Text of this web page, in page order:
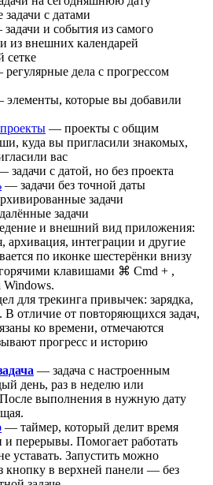
с датами
и события из самого
из внешних календарей
сетке
дела с прогрессом
которые вы добавили
— проекты с общим
куда вы пригласили знакомых,
вас
задачи с датой, но без проекта
— задачи без точной даты
задачи
задачи
и внешний вид приложения:
архивация, интеграции и другие
по иконке шестерёнки внизу
клавишами ⌘ Cmd + ,
Windows.
для трекинга привычек: зарядка,
В отличие от повторяющихся задач,
ко времени, отмечаются
прогресс и историю
— задача с настроенным
день, раз в неделю или
выполнения в нужную дату
— таймер, который делит время
и перерывы. Помогает работать
уставать. Запустить можно
кнопку в верхней панели — без